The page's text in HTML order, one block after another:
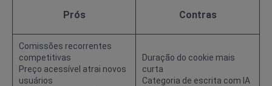
Prós Contras
Comissões recorrentes
competitivas
Preço acessível atrai novos
usuários
Duração do cookie mais
curta
Categoria de escrita com IA